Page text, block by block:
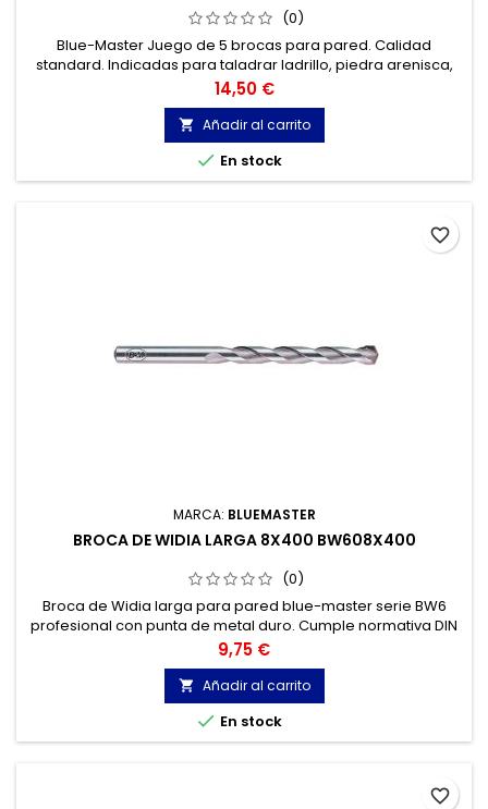
(0)
Blue-Master Juego de 5 brocas para pared. Calidad
standard. Indicadas para taladrar ladrillo, piedra arenisca,
uralita, cemento, etc... Fabricación según norma DIN 8039.
Cuerpo fresado. Plaquita de carburo de alto rendimiento.
Taladro de percusión.
Precio
14,50 €
 Añadir al carrito
 En stock
MARCA: BLUEMASTER
BROCA DE WIDIA LARGA 8X400 BW608X400
(0)
Broca de Widia larga para pared blue-master serie BW6
profesional con punta de metal duro. Cumple normativa DIN
8039. Broca widia para Hormigón, Granito, Ladrillo, Piedra...
Cabeza de metal duro de tres cortes.
Precio
9,75 €
 Añadir al carrito
 En stock
favorite_border
favorite_border